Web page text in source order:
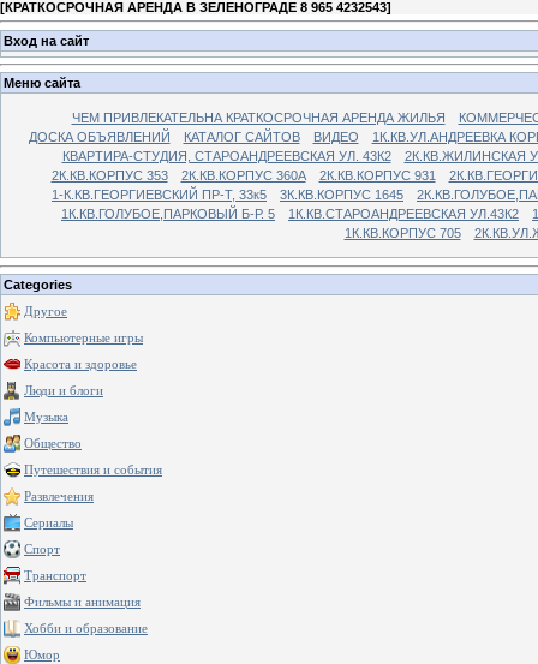
[КРАТКОСРОЧНАЯ АРЕНДА В ЗЕЛЕНОГРАДЕ 8 965 4232543]
Вход на сайт
Меню сайта
ЧЕМ ПРИВЛЕКАТЕЛЬНА КРАТКОСРОЧНАЯ АРЕНДА ЖИЛЬЯ
ДОСКА ОБЪЯВЛЕНИЙ
КАТАЛОГ САЙТОВ ВИДЕО
1К.КВ.УЛ.АНДРЕЕВКА
КВАРТИРА-СТУДИЯ, СТАРОАНДРЕЕВСКАЯ УЛ. 43К2
2К.КВ.ЖИЛИНСКАЯ
2К.КВ.КОРПУС 353
2К.КВ.КОРПУС 360А 2К.КВ.КОРПУС 931
1-К.КВ.ГЕОРГИЕВСКИЙ ПР-Т, 33к5
3К.КВ.КОРПУС 1645
1К.КВ.ГОЛУБОЕ,ПАРКОВЫЙ Б-Р. 5
1К.КВ.СТАРОАНДРЕЕВСКАЯ УЛ.43К2
1К.КВ.КОРПУС 705
Categories
Другое
Компьютерные игры
Красота и здоровье
Люди и блоги
Музыка
Общество
Путешествия и события
Развлечения
Сериалы
Спорт
Транспорт
Фильмы и анимация
Хобби и образование
Юмор